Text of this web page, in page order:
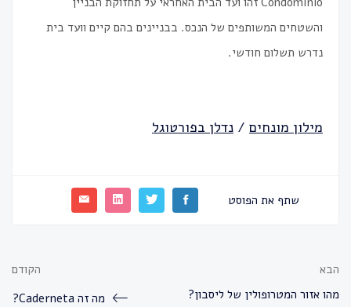
והשטחים המשותפים של הנכס. בבניינים בהם קיים וועד בית
נדרש תשלום חודשי.
מילון מונחים / נדלן בפורטוגל
שתף את הפוסט
הקודם
מה זה Caderneta?
הבא
מהו אזור המטרופולין של ליסבון?